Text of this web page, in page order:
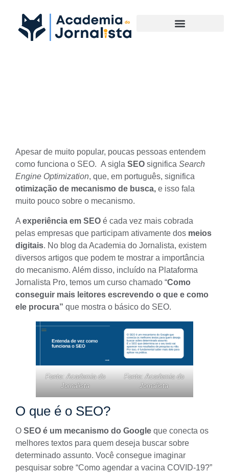
Apesar de muito popular, poucas pessoas entendem
como funciona o SEO. A sigla SEO significa Search
Engine Optimization, que, em português, significa
otimização de mecanismo de busca, e isso fala
muito pouco sobre o mecanismo.
A experiência em SEO é cada vez mais cobrada
pelas empresas que participam ativamente dos meios
digitais. No blog da Academia do Jornalista, existem
diversos artigos que podem te mostrar a importância
do mecanismo. Além disso, incluído na Plataforma
Jornalista Pro, temos um curso chamado “Como
conseguir mais leitores escrevendo o que e como
ele procura” que mostra o básico do SEO.
Fonte: Academia do
Jornalista
Fonte: Academia do
Jornalista
O que é o SEO?
O SEO é um mecanismo do Google que conecta os
melhores textos para quem deseja buscar sobre
determinado assunto. Você consegue imaginar
pesquisar sobre “Como agendar a vacina COVID-19?”